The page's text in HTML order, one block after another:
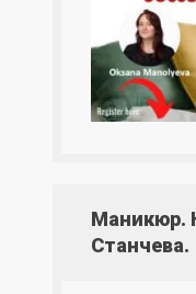
Маникюр.
Станчева.